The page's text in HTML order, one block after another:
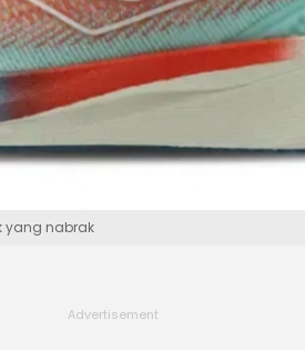
yang nabrak